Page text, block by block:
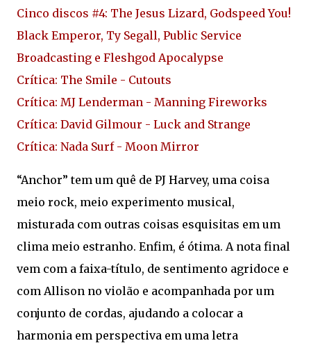
Cinco discos #4: The Jesus Lizard, Godspeed You!
Black Emperor, Ty Segall, Public Service
Broadcasting e Fleshgod Apocalypse
Crítica: The Smile - Cutouts
Crítica: MJ Lenderman - Manning Fireworks
Crítica: David Gilmour - Luck and Strange
Crítica: Nada Surf - Moon Mirror
“Anchor” tem um quê de PJ Harvey, uma coisa
meio rock, meio experimento musical,
misturada com outras coisas esquisitas em um
clima meio estranho. Enfim, é ótima. A nota final
vem com a faixa-título, de sentimento agridoce e
com Allison no violão e acompanhada por um
conjunto de cordas, ajudando a colocar a
harmonia em perspectiva em uma letra